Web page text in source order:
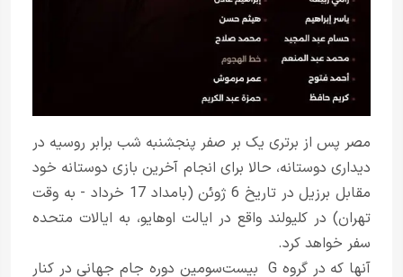
مصر پس از برتری یک بر صفر پنجشنبه شب برابر روسیه در
دیداری دوستانه، حالا برای انجام آخرین بازی دوستانه خود
مقابل برزیل در تاریخ 6 ژوئن (بامداد 17 خرداد - به وقت
تهران) در کلیولند واقع در ایالت اوهایو، به ایالات متحده
سفر خواهد کرد.
آنها که در گروه G بیست‌سومین دوره جام جهانی در کنار